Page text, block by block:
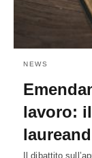
NEWS
lavoro:
Il dibattito